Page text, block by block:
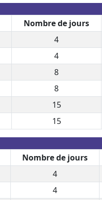
Nombre de jours
4
4
8
8
15
15
Nombre de jours
4
4